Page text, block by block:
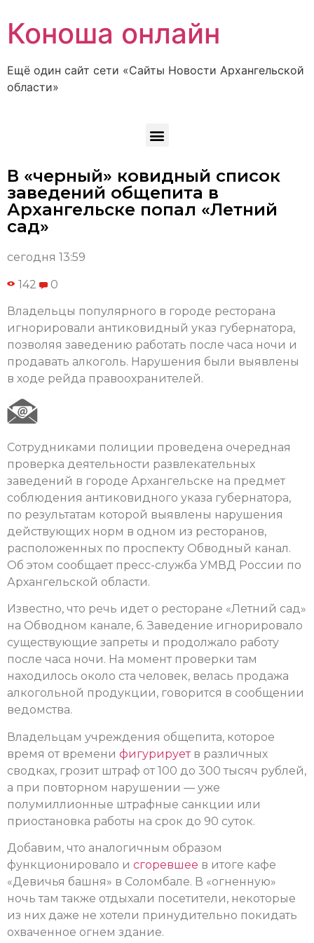
Коноша онлайн
Ещё один сайт сети «Сайты Новости Архангельской
области»
В «черный» ковидный список
заведений общепита в
Архангельске попал «Летний
сад»
сегодня 13:59
142 0
Владельцы популярного в городе ресторана
игнорировали антиковидный указ губернатора,
позволяя заведению работать после часа ночи и
продавать алкоголь. Нарушения были выявлены
в ходе рейда правоохранителей.
Сотрудниками полиции проведена очередная
проверка деятельности развлекательных
заведений в городе Архангельске на предмет
соблюдения антиковидного указа губернатора,
по результатам которой выявлены нарушения
действующих норм в одном из ресторанов,
расположенных по проспекту Обводный канал.
Об этом сообщает пресс-служба УМВД России по
Архангельской области.
Известно, что речь идет о ресторане «Летний сад»
на Обводном канале, 6. Заведение игнорировало
существующие запреты и продолжало работу
после часа ночи. На момент проверки там
находилось около ста человек, велась продажа
алкогольной продукции, говорится в сообщении
ведомства.
Владельцам учреждения общепита, которое
время от времени фигурируетв различных
сводках, грозит штраф от 100 до 300 тысяч рублей,
а при повторном нарушении — уже
полумиллионные штрафные санкции или
приостановка работы на срок до 90 суток.
Добавим, что аналогичным образом
функционировало и сгоревшее в итоге кафе
«Девичья башня» в Соломбале. В «огненную»
ночь там также отдыхали посетители, некоторые
из них даже не хотели принудительно покидать
охваченное огнем здание.